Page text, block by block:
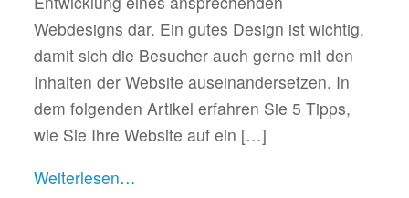
Webdesigns dar. Ein gutes Design ist wichtig,
damit sich die Besucher auch gerne mit den
Inhalten der Website auseinandersetzen. In
dem folgenden Artikel erfahren Sie 5 Tipps,
wie Sie Ihre Website auf ein […]
Weiterlesen…